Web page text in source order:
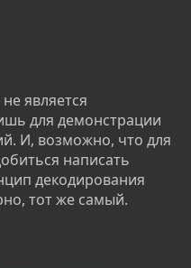
является
для демонстрации
И, возможно, что для
написать
декодирования
тот же самый.